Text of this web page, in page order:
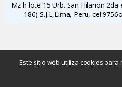
Mz h lote 15 Urb. San Hilarion 2da
186) S.J.L,Lima, Peru,
Este sitio web utiliza cookies para